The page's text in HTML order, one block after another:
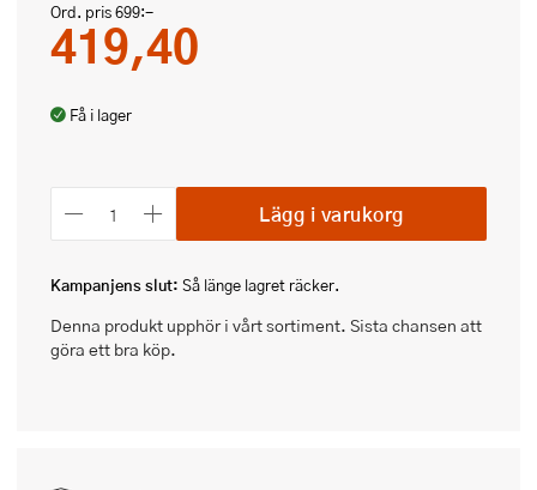
Ord. pris699:-
419,40
Få i lager
Lägg i varukorg
Kampanjens slut: Så länge lagret räcker.
Denna produkt upphör i vårt sortiment. Sista chansen att
göra ett bra köp.